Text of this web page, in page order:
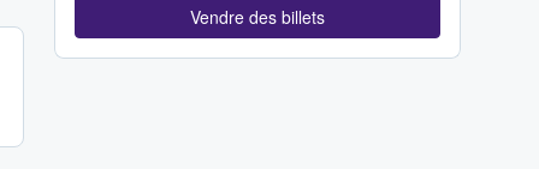
Vendre des billets